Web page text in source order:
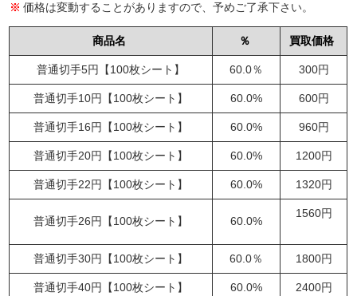
価格は変動することがありますので、予めご了承下さい。
商品名 ％ 買取価格
普通切手5円【100枚シート】 60.0％ 300円
普通切手10円【100枚シート】 60.0% 600円
普通切手16円【100枚シート】 60.0% 960円
普通切手20円【100枚シート】 60.0% 1200円
普通切手22円【100枚シート】 60.0% 1320円
普通切手26円【100枚シート】 60.0%
1560円
普通切手30円【100枚シート】 60.0％ 1800円
普通切手40円【100枚シート】 60.0% 2400円